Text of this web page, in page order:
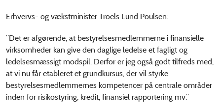
Erhvervs- og vækstminister Troels Lund Poulsen:
”Det er afgørende, at bestyrelsesmedlemmerne i finansielle
virksomheder kan give den daglige ledelse et fagligt og
ledelsesmæssigt modspil. Derfor er jeg også godt tilfreds med,
at vi nu får etableret et grundkursus, der vil styrke
bestyrelsesmedlemmernes kompetencer på centrale områder
inden for risikostyring, kredit, finansiel rapportering mv.”